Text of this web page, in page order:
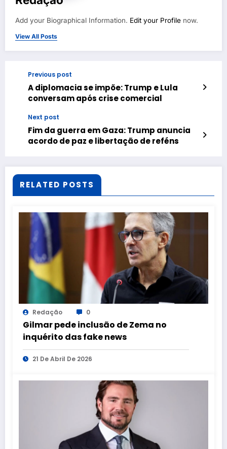
Add your Biographical Information. Edit your Profile now.
View All Posts
Previous post
A diplomacia se impõe: Trump e Lula
conversam após crise comercial
Next post
Fim da guerra em Gaza: Trump anuncia
acordo de paz e libertação de reféns
RELATED POSTS
Redação 0
Gilmar pede inclusão de Zema no
inquérito das fake news
21 De Abril De 2026